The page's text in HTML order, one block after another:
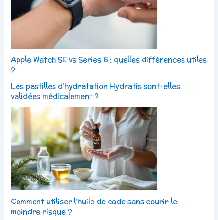
Apple Watch SE vs Series 6 : quelles différences utiles
?
Les pastilles d’hydratation Hydratis sont-elles
validées médicalement ?
Comment utiliser l’huile de cade sans courir le
moindre risque ?